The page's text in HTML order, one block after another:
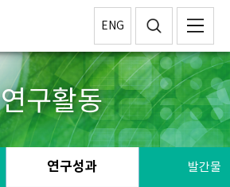
ENG
연구활동
연구성과 발간물